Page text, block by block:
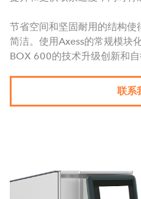
节省空间和坚固耐用的结构
简洁。使用Axess的常规模块
BOX 600的技术升级创新和自
联系